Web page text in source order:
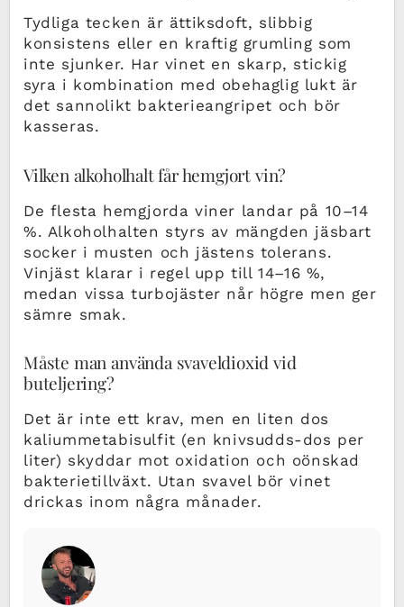
Tydliga tecken är ättiksdoft, slibbig
konsistens eller en kraftig grumling som
inte sjunker. Har vinet en skarp, stickig
syra i kombination med obehaglig lukt är
det sannolikt bakterieangripet och bör
kasseras.
Vilken alkoholhalt får hemgjort vin?
De flesta hemgjorda viner landar på 10–14
%. Alkoholhalten styrs av mängden jäsbart
socker i musten och jästens tolerans.
Vinjäst klarar i regel upp till 14–16 %,
medan vissa turbojäster når högre men ger
sämre smak.
Måste man använda svaveldioxid vid
buteljering?
Det är inte ett krav, men en liten dos
kaliummetabisulfit (en knivsudds-dos per
liter) skyddar mot oxidation och oönskad
bakterietillväxt. Utan svavel bör vinet
drickas inom några månader.